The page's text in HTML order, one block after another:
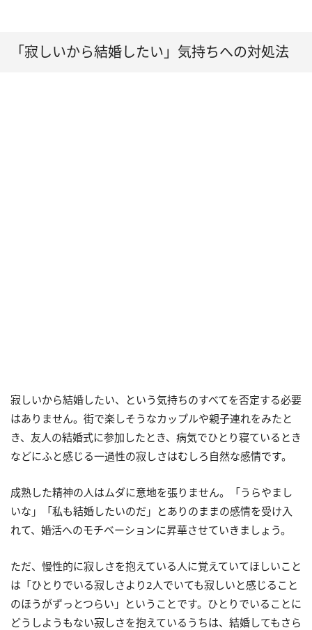
「寂しいから結婚したい」気持ちへの対処法
寂しいから結婚したい、という気持ちのすべてを否定する必要
はありません。街で楽しそうなカップルや親子連れをみたと
き、友人の結婚式に参加したとき、病気でひとり寝ているとき
などにふと感じる一過性の寂しさはむしろ自然な感情です。
成熟した精神の人はムダに意地を張りません。「うらやまし
いな」「私も結婚したいのだ」とありのままの感情を受け入
れて、婚活へのモチベーションに昇華させていきましょう。
ただ、慢性的に寂しさを抱えている人に覚えていてほしいこと
は「ひとりでいる寂しさより2人でいても寂しいと感じること
のほうがずっとつらい」ということです。ひとりでいることに
どうしようもない寂しさを抱えているうちは、結婚してもさら